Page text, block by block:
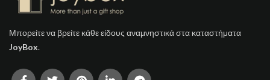
Μπορείτε να βρείτε κάθε είδους αναμνηστικά στα καταστήματα
JoyBox.